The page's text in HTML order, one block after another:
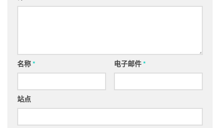
名称* 电子邮件*
站点